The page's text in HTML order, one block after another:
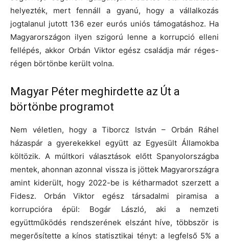
helyezték, mert fennáll a gyanú, hogy a vállalkozás
jogtalanul jutott 136 ezer eurós uniós támogatáshoz. Ha
Magyarországon ilyen szigorú lenne a korrupció elleni
fellépés, akkor Orbán Viktor egész családja már réges-
régen börtönbe került volna.
Magyar Péter meghirdette az Út a
börtönbe programot
Nem véletlen, hogy a Tiborcz István – Orbán Ráhel
házaspár a gyerekekkel együtt az Egyesült Államokba
költözik. A múltkori választások előtt Spanyolországba
mentek, ahonnan azonnal vissza is jöttek Magyarországra
amint kiderült, hogy 2022-be is kétharmadot szerzett a
Fidesz. Orbán Viktor egész társadalmi piramisa a
korrupcióra épül: Bogár László, aki a nemzeti
együttműködés rendszerének elszánt híve, többször is
megerősítette a kínos statisztikai tényt: a legfelső 5% a